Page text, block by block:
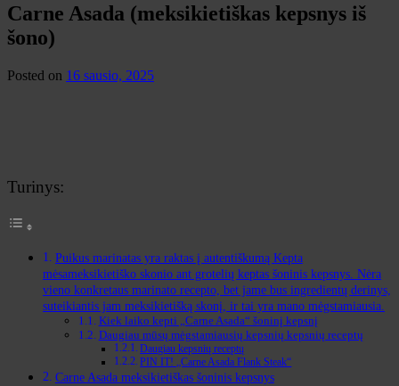
Carne Asada (meksikietiškas kepsnys iš
šono)
Posted on 16 sausio, 2025
Turinys:
Puikus marinatas yra raktas į autentiškumą Kepta
mėsameksikietiško skonio ant grotelių keptas šoninis kepsnys. Nėra
vieno konkretaus marinato recepto, bet jame bus ingredientų derinys,
suteikiantis jam meksikietišką skonį, ir tai yra mano mėgstamiausia.
Kiek laiko kepti „Carne Asada“ šoninį kepsnį
Daugiau mūsų mėgstamiausių kepsnių kepsnių receptų
Daugiau kepsnių receptų
PIN IT! „Carne Asada Flank Steak“
Carne Asada meksikietiškas šoninis kepsnys